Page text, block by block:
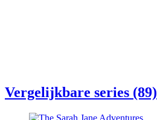
Vergelijkbare series (89)